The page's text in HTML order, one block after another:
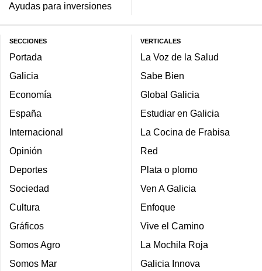
Ayudas para inversiones
SECCIONES
Portada
Galicia
Economía
España
Internacional
Opinión
Deportes
Sociedad
Cultura
Gráficos
Somos Agro
Somos Mar
VERTICALES
La Voz de la Salud
Sabe Bien
Global Galicia
Estudiar en Galicia
La Cocina de Frabisa
Red
Plata o plomo
Ven A Galicia
Enfoque
Vive el Camino
La Mochila Roja
Galicia Innova